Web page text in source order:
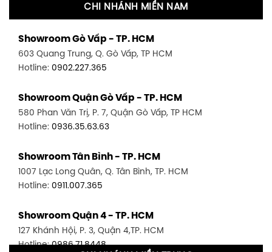
CHI NHÁNH MIỀN NAM
Showroom Gò Vấp - TP. HCM
603 Quang Trung, Q. Gò Vấp, TP HCM
Hotline: 0902.227.365
Showroom Quận Gò Vấp - TP. HCM
580 Phan Văn Trị, P. 7, Quận Gò Vấp, TP HCM
Hotline: 0936.35.63.63
Showroom Tân Bình - TP. HCM
1007 Lạc Long Quân, Q. Tân Bình, TP. HCM
Hotline: 0911.007.365
Showroom Quận 4 - TP. HCM
127 Khánh Hội, P. 3, Quận 4,TP. HCM
Hotline:0986.71.8448